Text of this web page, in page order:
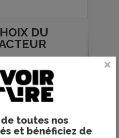
toutes nos
et bénéficiez de
DU